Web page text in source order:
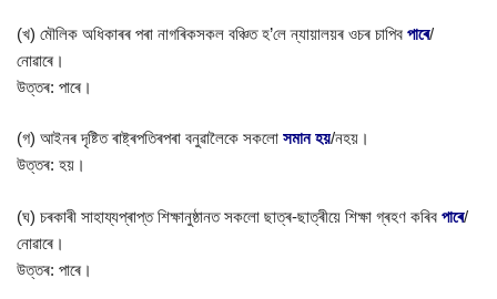
(খ) মৌলিক অধিকাৰৰ পৰা নাগৰিকসকল বঞ্চিত হ’লে ন্যায়ালয়ৰ ওচৰ চাপিব পাৰে/
নোৱাৰে।
উত্তৰ: পাৰে।
(গ) আইনৰ দৃষ্টিত ৰাষ্ট্ৰপতিৰপৰা বনুৱালৈকে সকলো সমান হয়/নহয়।
উত্তৰ: হয়।
(ঘ) চৰকাৰী সাহায্যপ্ৰাপ্ত শিক্ষানুষ্ঠানত সকলো ছাত্ৰ-ছাত্ৰীয়ে শিক্ষা গ্ৰহণ কৰিব পাৰে/
নোৱাৰে।
উত্তৰ: পাৰে।